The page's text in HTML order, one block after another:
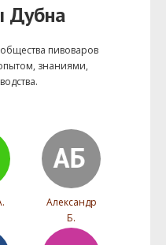
Дубна
пивоваров
знаниями,
Александр
Б.